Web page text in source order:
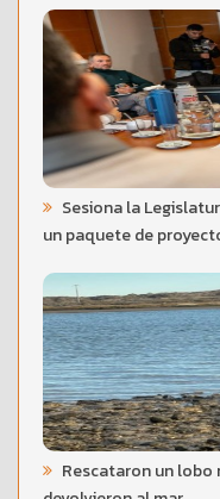
Sesiona la
un paquete de
Rescataron un lobo